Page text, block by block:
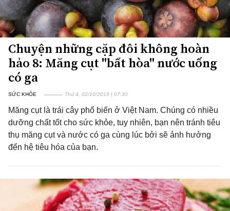
Chuyện những cặp đôi không hoàn
hảo 8: Măng cụt "bất hòa" nước uống
có ga
SỨC KHỎE Thứ 4, 02/10/2019 | 07:30
Măng cụt là trái cây phổ biến ở Việt Nam. Chúng có nhiều
dưỡng chất tốt cho sức khỏe, tuy nhiên, bạn nên tránh tiêu
thụ măng cụt và nước có ga cùng lúc bởi sẽ ảnh hưởng
đến hệ tiêu hóa của bạn.